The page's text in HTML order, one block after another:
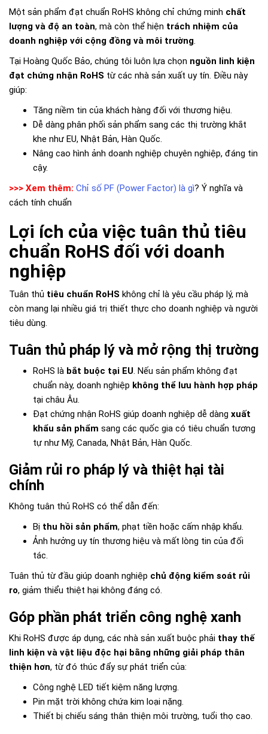
Một sản phẩm đạt chuẩn RoHS không chỉ chứng minh chất
lượng và độ an toàn, mà còn thể hiện trách nhiệm của
doanh nghiệp với cộng đồng và môi trường.
Tại Hoàng Quốc Bảo, chúng tôi luôn lựa chọn nguồn linh kiện
đạt chứng nhận RoHS từ các nhà sản xuất uy tín. Điều này
giúp:
Tăng niềm tin của khách hàng đối với thương hiệu.
Dễ dàng phân phối sản phẩm sang các thị trường khắt
khe như EU, Nhật Bản, Hàn Quốc.
Nâng cao hình ảnh doanh nghiệp chuyên nghiệp, đáng tin
cậy.
>>> Xem thêm: Chỉ số PF (Power Factor) là gì? Ý nghĩa và
cách tính chuẩn
Lợi ích của việc tuân thủ tiêu
chuẩn RoHS đối với doanh
nghiệp
Tuân thủ tiêu chuẩn RoHS không chỉ là yêu cầu pháp lý, mà
còn mang lại nhiều giá trị thiết thực cho doanh nghiệp và người
tiêu dùng.
Tuân thủ pháp lý và mở rộng thị trường
RoHS là bắt buộc tại EU. Nếu sản phẩm không đạt
chuẩn này, doanh nghiệp không thể lưu hành hợp pháp
tại châu Âu.
Đạt chứng nhận RoHS giúp doanh nghiệp dễ dàng xuất
khẩu sản phẩm sang các quốc gia có tiêu chuẩn tương
tự như Mỹ, Canada, Nhật Bản, Hàn Quốc.
Giảm rủi ro pháp lý và thiệt hại tài
chính
Không tuân thủ RoHS có thể dẫn đến:
Bị thu hồi sản phẩm, phạt tiền hoặc cấm nhập khẩu.
Ảnh hưởng uy tín thương hiệu và mất lòng tin của đối
tác.
Tuân thủ từ đầu giúp doanh nghiệp chủ động kiểm soát rủi
ro, giảm thiểu thiệt hại không đáng có.
Góp phần phát triển công nghệ xanh
Khi RoHS được áp dụng, các nhà sản xuất buộc phải thay thế
linh kiện và vật liệu độc hại bằng những giải pháp thân
thiện hơn, từ đó thúc đẩy sự phát triển của:
Công nghệ LED tiết kiệm năng lượng.
Pin mặt trời không chứa kim loại nặng.
Thiết bị chiếu sáng thân thiện môi trường, tuổi thọ cao.